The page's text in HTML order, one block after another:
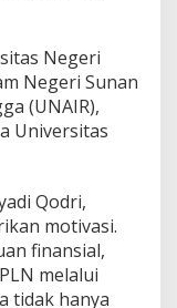
Negeri
Negeri Sunan
(UNAIR),
Universitas
Qodri,
motivasi.
finansial,
melalui
tidak hanya